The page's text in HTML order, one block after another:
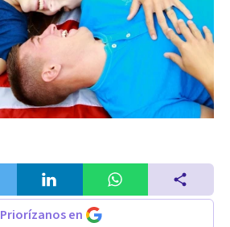
Priorízanos en